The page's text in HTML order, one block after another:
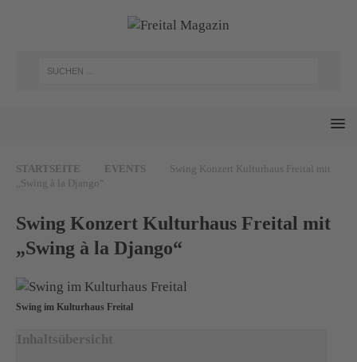
STARTSEITE EVENTS
Swing Konzert Kulturhaus Freital mit
„Swing à la Django“
Swing Konzert Kulturhaus Freital mit
„Swing à la Django“
Swing im Kulturhaus Freital
Inhaltsübersicht